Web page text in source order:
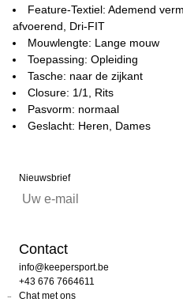
Feature-Textiel: Ademend
afvoerend, Dri-FIT
Mouwlengte: Lange mouw
Toepassing: Opleiding
Tasche: naar de zijkant
Closure: 1/1, Rits
Pasvorm: normaal
Geslacht: Heren, Dames
Nieuwsbrief
Contact
info@keepersport.be
+43 676 7664611
Chat met ons